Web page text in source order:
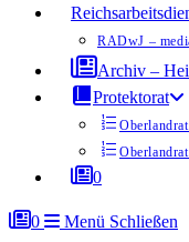
RADwJ –
Archiv –
Protektorat
0
0 Menü Schließen